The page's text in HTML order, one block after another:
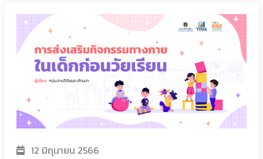
12 มิถุนายน 2566